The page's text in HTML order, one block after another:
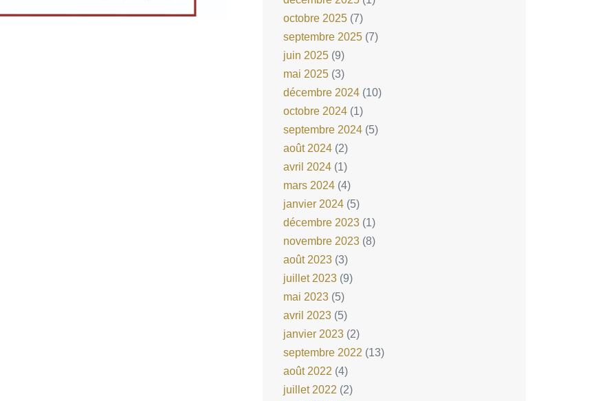
octobre 2025(7)
septembre 2025(7)
juin 2025(9)
mai 2025(3)
décembre 2024(10)
octobre 2024(1)
septembre 2024(5)
août 2024(2)
avril 2024(1)
mars 2024(4)
janvier 2024(5)
décembre 2023(1)
novembre 2023(8)
août 2023(3)
juillet 2023(9)
mai 2023(5)
avril 2023(5)
janvier 2023(2)
septembre 2022 (13)
août 2022 (4)
juillet 2022 (2)